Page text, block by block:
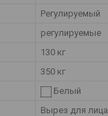
Регулируемый
регулируемые
130 кг
350 кг
Белый
Вырез для лица